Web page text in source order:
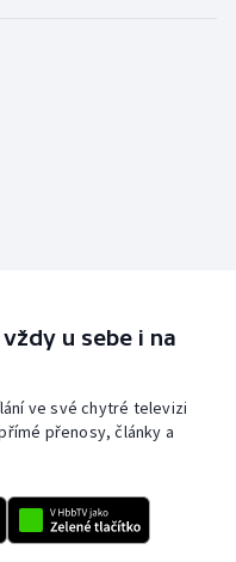
u sebe i na
ve své chytré televizi
přenosy, články a